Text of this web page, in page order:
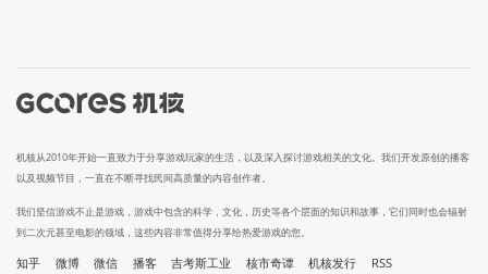
机核从2010年开始一直致力于分享游戏玩家的生活，以及深入探讨游戏相关的文化。我们开发原创的播客
以及视频节目，一直在不断寻找民间高质量的内容创作者。
我们坚信游戏不止是游戏，游戏中包含的科学，文化，历史等各个层面的知识和故事，它们同时也会辐射
到二次元甚至电影的领域，这些内容非常值得分享给热爱游戏的您。
知乎 微博 微信 播客 吉考斯工业 核市奇谭 机核发行 RSS